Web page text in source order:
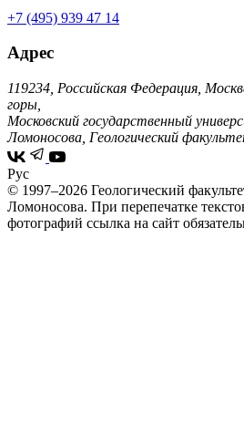
+7 (495) 939 47 14
Адрес
119234, Российская Федерация,
горы,
Московский государственный
Ломоносова, Геологический
Рус
© 1997–2026 Геологический
Ломоносова. При перепечатке
фотографий ссылка на сайт